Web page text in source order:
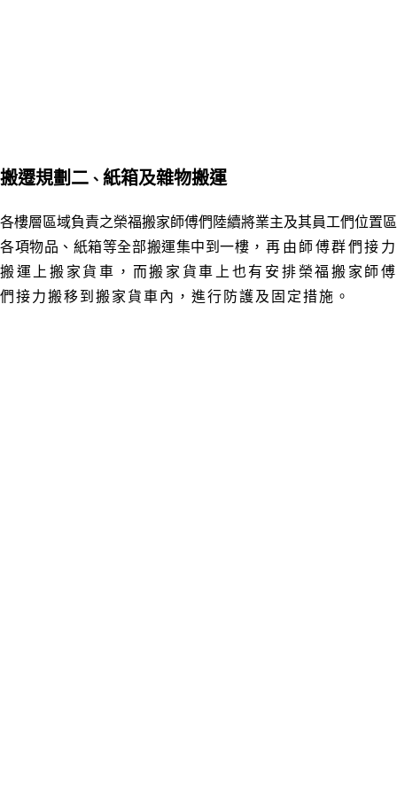
搬遷規劃二 、 紙箱及雜物搬運
各樓層區域負責之榮福搬家師傅們陸續將業主及其員工們位置區
各項物品、紙箱等全部搬運集中到一樓 ，再由師傅群們接力
搬運上搬家貨車 ，而搬家 貨車上也有安排榮福搬家師傅
們接力搬移到搬家貨車內 ， 進行防護及固定措施 。